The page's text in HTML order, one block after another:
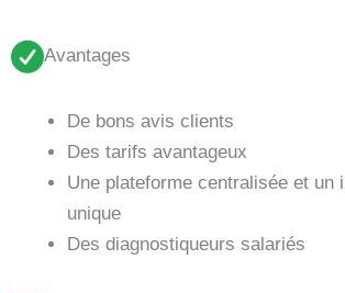
Avantages
De bons avis clients
Des tarifs avantageux
Une plateforme centralisée et un
unique
Des diagnostiqueurs salariés